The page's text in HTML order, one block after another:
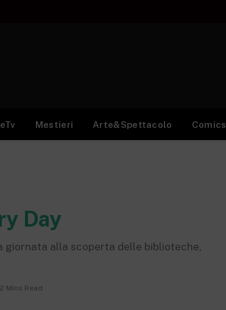
Mestieri Arte&Spettacolo Comics
Day
giornata alla scoperta delle biblioteche,
2 Mins Read